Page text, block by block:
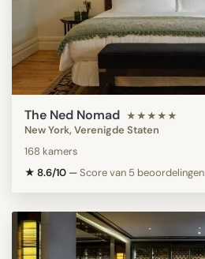
The Ned Nomad ★★★★★
New York, Verenigde Staten
168 kamers
★ 8.6/10 —Score van 5 beoordelingen